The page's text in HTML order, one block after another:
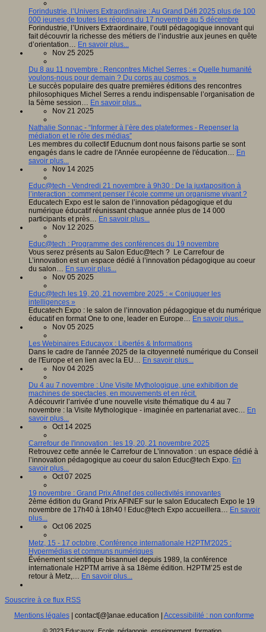
Forindustrie, l’Univers Extraordinaire : Au Grand Défi 2025 plus de 100
000 jeunes de toutes les régions du 17 novembre au 5 décembre
Forindustrie, l’Univers Extraordinaire, l’outil pédagogique innovant qui
fait découvrir la richesse des métiers de l’industrie aux jeunes en quête
d’orientation… En savoir plus...
Nov 25 2025
Du 8 au 11 novembre : Rencontres Michel Serres : « Quelle humanité
voulons-nous pour demain ? Du corps au cosmos. »
Le succès populaire des quatre premières éditions des rencontres
philosophiques Michel Serres a rendu indispensable l’organisation de
la 5ème session… En savoir plus...
Nov 21 2025
Nathalie Sonnac - “Informer à l’ère des plateformes - Repenser la
médiation et le rôle des médias”
Les membres du collectif Educnum dont nous faisons partie se sont
engagés dans le cadre de l'Année européenne de l'éducation… En
savoir plus...
Nov 14 2025
Educ@tech - Vendredi 21 novembre à 9h30 : De la juxtaposition à
l’interaction : comment penser l’école comme un organisme vivant ?
Educatech Expo est le salon de l’innovation pédagogique et du
numérique éducatif réunissant chaque année plus de 14 000
participants et près… En savoir plus...
Nov 12 2025
Educ@tech : Programme des conférences du 19 novembre
Vous serez présents au Salon Educ@tech ? Le Carrefour de
L’innovation est un espace dédié à l’innovation pédagogique au coeur
du salon… En savoir plus...
Nov 05 2025
Educ@tech les 19, 20, 21 novembre 2025 : « Conjuguer les
intelligences »
Educatech Expo : le salon de l’innovation pédagogique et du numérique
éducatif en format One to one, leader en Europe… En savoir plus...
Nov 05 2025
Les Webinaires Educavox : Libertés & Informations
Dans le cadre de l'année 2025 de la citoyenneté numérique du Conseil
de l'Europe et en lien avec la EU… En savoir plus...
Nov 04 2025
Du 4 au 7 novembre : Une Visite Mythologique, une exhibition de
machines de spectacles, en mouvements et en récit.
A découvrir l’arrivée d’une nouvelle visite thématique du 4 au 7
novembre : la Visite Mythologique - imaginée en partenariat avec… En
savoir plus...
Oct 14 2025
Carrefour de l'innovation : les 19, 20, 21 novembre 2025
Retrouvez cette année le Carrefour de L’innovation : un espace dédié à
l’innovation pédagogique au coeur du salon Educ@tech Expo. En
savoir plus...
Oct 07 2025
19 novembre : Grand Prix Afinef des collectivités innovantes
2ème édition du Grand Prix AFINEF sur le salon Educatech Expo le 19
novembre de 17h40 à 18h40 ! Educ@tech Expo accueillera… En savoir
plus...
Oct 06 2025
Metz, 15 - 17 octobre, Conférence internationale H2PTM'2025 :
Hypermédias et communs numériques
Événement scientifique bisannuel depuis 1989, la conférence
internationale H2PTM arrive à sa 18ème édition. H2PTM’25 est de
retour à Metz,… En savoir plus...
Souscrire à ce flux RSS
Mentions légales| contact[@]anae.education | Accessibilité : non conforme